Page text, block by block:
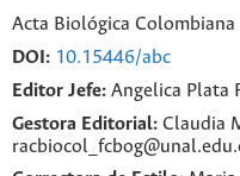
Acta Biológica Colombiana
DOI: 10.15446/abc
Editor Jefe: Angelica Plata
Gestora Editorial: Claudia